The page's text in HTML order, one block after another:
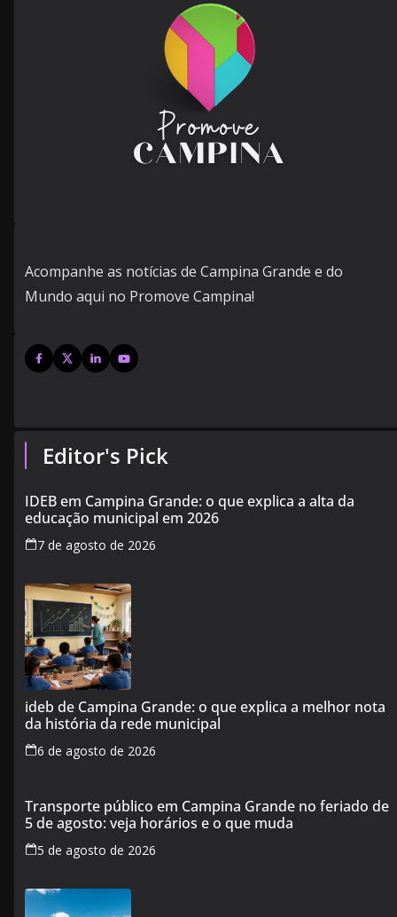
Acompanhe as notícias de Campina Grande e do
Mundo aqui no Promove Campina!
Editor's Pick
IDEB em Campina Grande: o que explica a alta da
educação municipal em 2026
7 de agosto de 2026
ideb de Campina Grande: o que explica a melhor nota
da história da rede municipal
6 de agosto de 2026
Transporte público em Campina Grande no feriado de
5 de agosto: veja horários e o que muda
5 de agosto de 2026